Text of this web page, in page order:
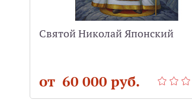
Святой Николай Японский
от 60 000 руб.